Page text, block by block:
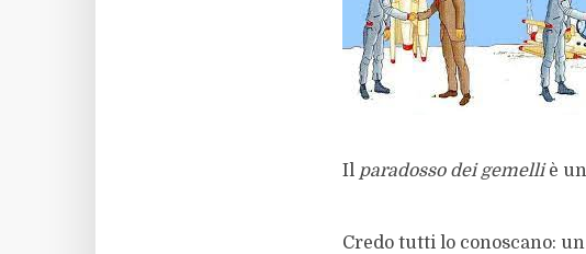
Il paradosso dei gemelliè
Credo tutti lo conoscano: